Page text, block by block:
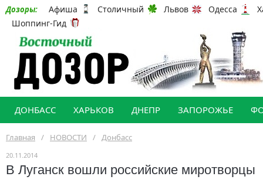
Дозоры: Афиша Столичный Львов Одесса
Шоппинг-Гид
ДОНБАСС ХАРЬКОВ ДНЕПР ЗАПОРОЖЬЕ
Главная / НОВОСТИ / Донбасс
20.11.2014
В Луганск вошли российские миротворцы